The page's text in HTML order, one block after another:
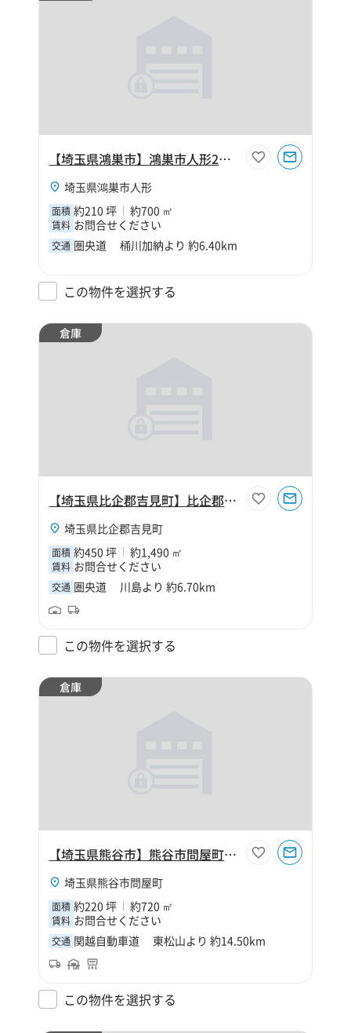
【埼玉県鴻巣市】鴻巣市人形2丁目210坪倉庫
埼玉県鴻巣市人形
面積 約210 坪 約700 ㎡
賃料 お問合せください
交通 圏央道 桶川加納より 約6.40km
この物件を選択する
倉庫
【埼玉県比企郡吉見町】比企郡吉見町大字久保田450坪倉庫
埼玉県比企郡吉見町
面積 約450 坪 約1,490 ㎡
賃料 お問合せください
交通 圏央道 川島より 約6.70km
この物件を選択する
倉庫
【埼玉県熊谷市】熊谷市問屋町3丁目220坪倉庫
埼玉県熊谷市問屋町
面積 約220 坪 約720 ㎡
賃料 お問合せください
交通 関越自動車道 東松山より 約14.50km
この物件を選択する